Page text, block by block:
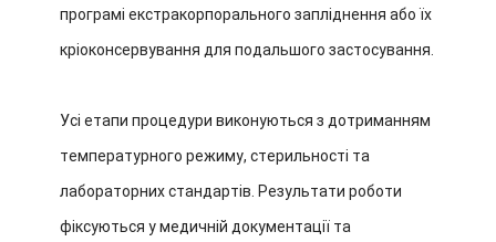
програмі екстракорпорального запліднення або їх
кріоконсервування для подальшого застосування.
Усі етапи процедури виконуються з дотриманням
температурного режиму, стерильності та
лабораторних стандартів. Результати роботи
фіксуються у медичній документації та